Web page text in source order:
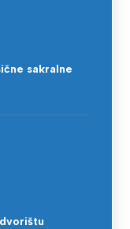
sakralne